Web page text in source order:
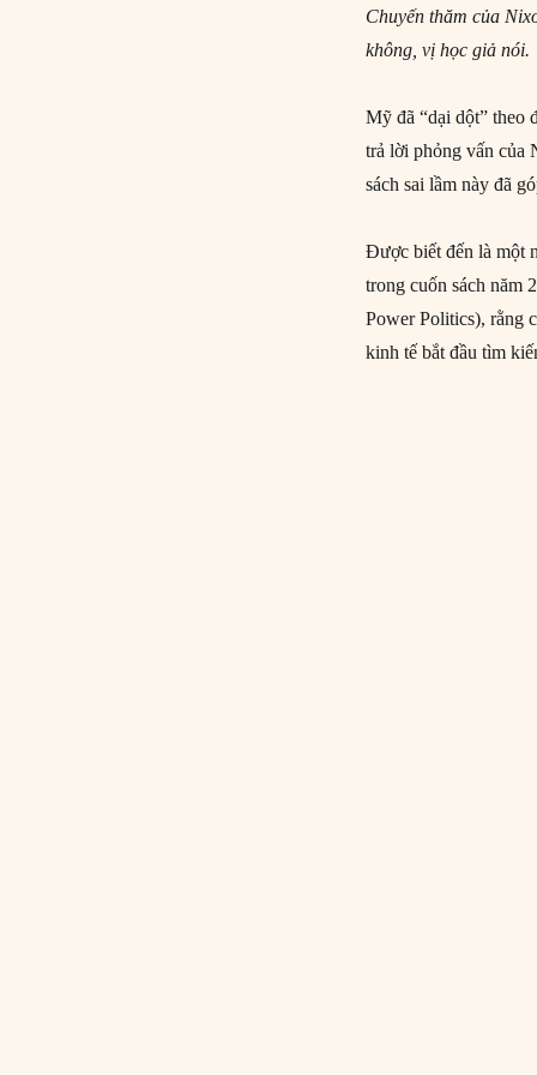
Chuyến thăm của
không, vị học giả nói.
Mỹ đã “dại dột” theo
trả lời phỏng vấn của
sách sai lầm này đã
Được biết đến là một
trong cuốn sách năm
Power Politics), rằng
kinh tế bắt đầu tìm